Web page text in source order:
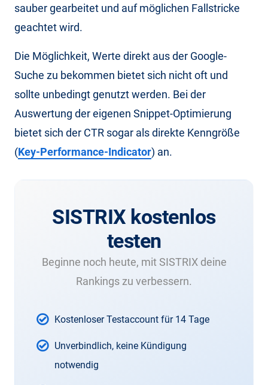
sauber gearbeitet und auf möglichen Fallstricke
geachtet wird.
Die Möglichkeit, Werte direkt aus der Google-
Suche zu bekommen bietet sich nicht oft und
sollte unbedingt genutzt werden. Bei der
Auswertung der eigenen Snippet-Optimierung
bietet sich der CTR sogar als direkte Kenngröße
(Key-Performance-Indicator) an.
SISTRIX kostenlos
testen
Beginne noch heute, mit SISTRIX deine
Rankings zu verbessern.
Kostenloser Testaccount für 14 Tage
Unverbindlich, keine Kündigung
notwendig